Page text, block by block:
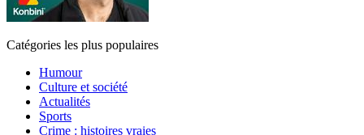
Catégories les plus populaires
Humour
Culture et société
Actualités
Sports
Crime : histoires vraies